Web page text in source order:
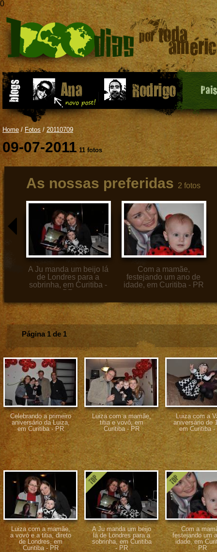
0
Home / Fotos / 20110709
09-07-201111 fotos
As nossas preferidas 2 fotos
A Ju manda um beijo lá
de Londres para a
sobrinha, em Curitiba -
PR
Com a mamãe,
festejando um ano de
idade, em Curitiba - PR
Página 1 de 1
Celebrando a primeiro
aniversário da Luiza,
em Curitiba - PR
Luiza com a mamãe,
titia e vovô, em
Curitiba - PR
Luiza com a
aniversário de
em Curitiba -
Luiza com a mamãe,
a vovó e a titia, direto
de Londres, em
Curitiba - PR
A Ju manda um beijo
lá de Londres para a
sobrinha, em Curitiba
- PR
Com a
festejando um
idade, em
PR